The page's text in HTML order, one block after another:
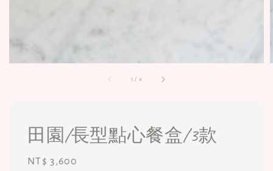
1 / 4
田園/長型點心餐盒/3款
Regular
NT$ 3,600